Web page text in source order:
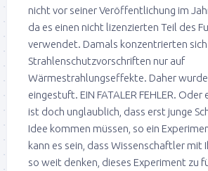
nicht vor seiner Veröffentlichung im
da es einen nicht lizenzierten Teil des
verwendet. Damals konzentrierten
Strahlenschutzvorschriften nur auf
Wärmestrahlungseffekte. Daher wurde
eingestuft. EIN FATALER FEHLER. Oder
ist doch unglaublich, dass erst junge
Idee kommen müssen, so ein
kann es sein, dass Wissenschaftler mit
so weit denken, dieses Experiment zu